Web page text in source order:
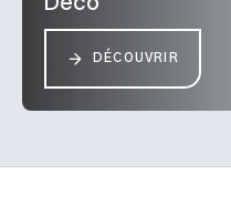
DÉCOUVRIR